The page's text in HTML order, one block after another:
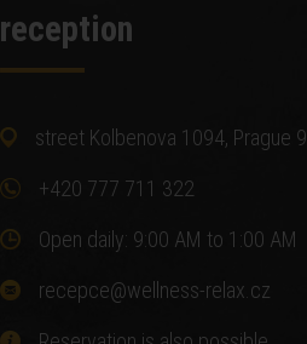
reception
street Kolbenova 1094, Prague 9
+420 777 711 322
Open daily: 9:00 AM to 1:00 AM
recepce@wellness-relax.cz